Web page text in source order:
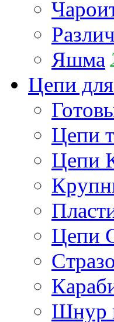
Яшма
Цепи
Цепи
Цепи
Цепи
Шнур